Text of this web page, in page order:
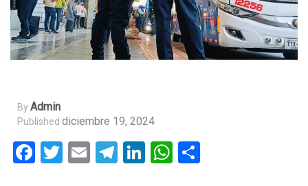
ByAdmin
Published diciembre 19, 2024
Facebook
Twitter
EmailTelegram
LinkedIn
WhatsApp